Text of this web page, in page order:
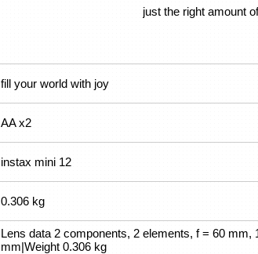
just the right amount
fill your world with joy
AA x2
instax mini 12
0.306 kg
Lens data 2 components, 2 elements, f = 60
mm|Weight 0.306 kg